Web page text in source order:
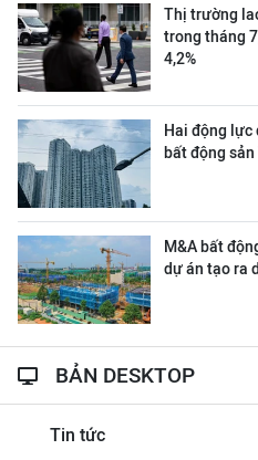
Thị trường
trong tháng
4,2%
Hai động lực
bất động sản
M&A bất
dự án tạo ra
BẢN DESKTOP
Tin tức